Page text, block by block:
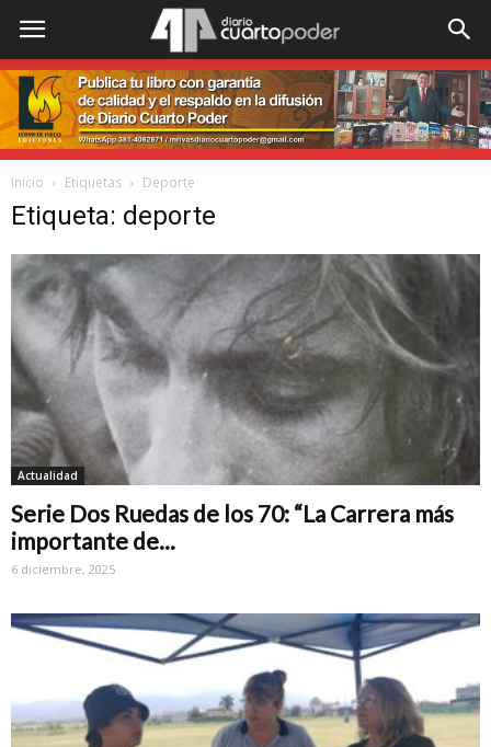
Inicio Etiquetas Deporte
Etiqueta: deporte
Actualidad
Serie Dos Ruedas de los 70: “La Carrera más
importante de...
6 diciembre, 2025